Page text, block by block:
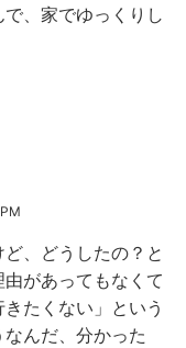
、家でゆっくりし
、どうしたの？と
があってもなくて
たくない」という
んだ、分かった